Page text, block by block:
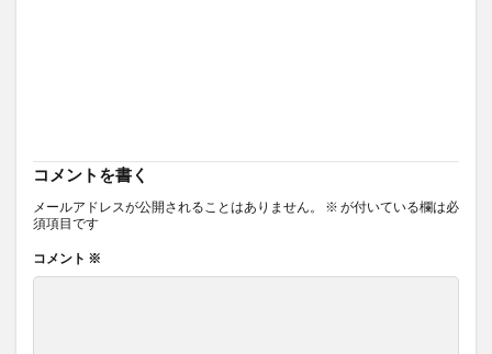
コメントを書く
メールアドレスが公開されることはありません。 ※ が付いている欄は必
須項目です
コメント ※